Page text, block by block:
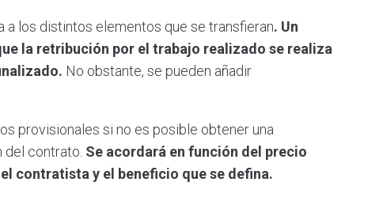
los distintos elementos que se transfieran. Un
la retribución por el trabajo realizado se realiza
No obstante, se pueden añadir
provisionales si no es posible obtener una
del contrato. Se acordará en función del precio
contratista y el beneficio que se defina.